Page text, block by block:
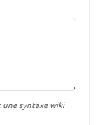
une syntaxe wiki